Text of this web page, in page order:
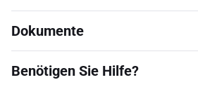
Dokumente
Benötigen Sie Hilfe?